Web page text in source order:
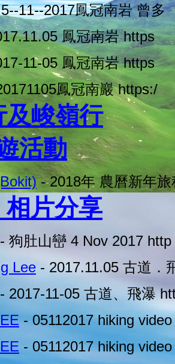
11--2017鳳冠南岩 曾多
鳳冠南岩 https
11-05 鳳冠南岩 https
鳳冠南巖 https:/
及峻嶺行
活動
- 2018年 農曆新年旅
相片分享
- 狗肚山巒 4 Nov 2017 http
Lee - 2017.11.05 古道
- 2017-11-05 古道、飛瀑
- 05112017 hiking
- 05112017 hiking